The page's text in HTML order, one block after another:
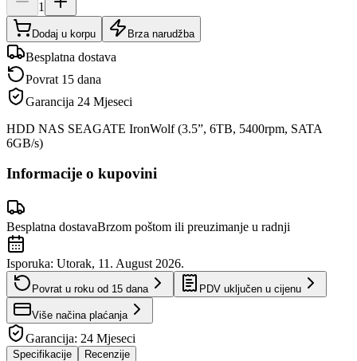
1
Dodaj u korpu Brza narudžba
Besplatna dostava
Povrat 15 dana
Garancija 24 Mjeseci
HDD NAS SEAGATE IronWolf (3.5”, 6TB, 5400rpm, SATA
6GB/s)
Informacije o kupovini
Besplatna dostavaBrzom poštom ili preuzimanje u radnji
Isporuka: Utorak, 11. August 2026.
Povrat u roku od 15 dana PDV uključen u cijenu
Više načina plaćanja
Garancija: 24 Mjeseci
Specifikacije Recenzije